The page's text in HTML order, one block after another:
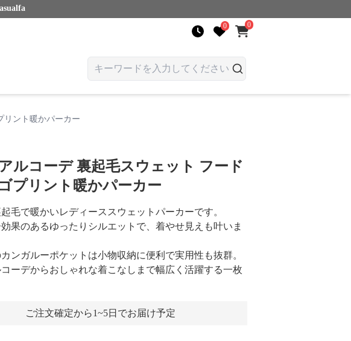
0 0
リント暖かパーカー
ルコーデ 裏起毛スウェット フード
プリント暖かパーカー
毛で暖かいレディーススウェットパーカーです。
果のあるゆったりシルエットで、着やせ見えも叶いま
ンガルーポケットは小物収納に便利で実用性も抜群。
ーデからおしゃれな着こなしまで幅広く活躍する一枚
ご注文確定から1~5日でお届け予定